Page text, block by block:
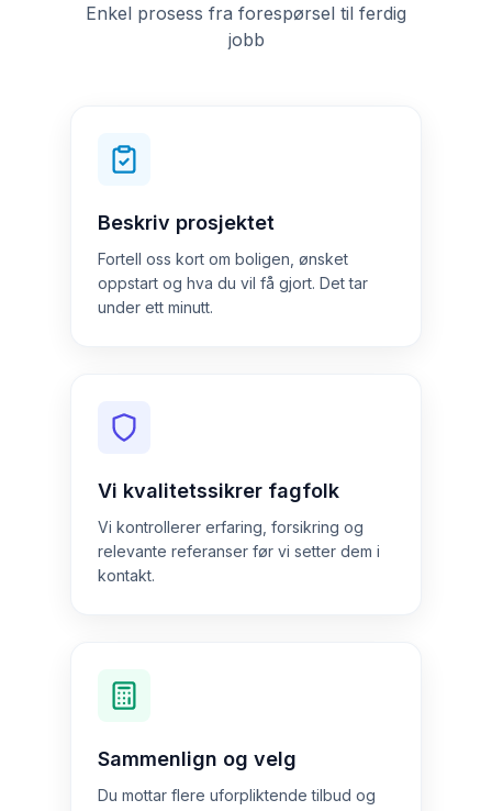
Enkel prosess fra forespørsel til ferdig
jobb
Beskriv prosjektet
Fortell oss kort om boligen, ønsket
oppstart og hva du vil få gjort. Det tar
under ett minutt.
Vi kvalitetssikrer fagfolk
Vi kontrollerer erfaring, forsikring og
relevante referanser før vi setter dem i
kontakt.
Sammenlign og velg
Du mottar flere uforpliktende tilbud og